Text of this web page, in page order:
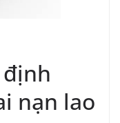
nạn lao